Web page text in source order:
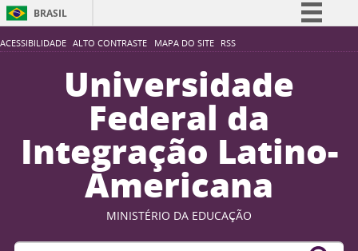
ACESSIBILIDADE ALTO CONTRASTE MAPA DO SITE RSS
BRASIL
Simplifique!
Participe
Acesso à informação
Legislação
Canais
Universidade
Federal da
Integração Latino-
Americana
MINISTÉRIO DA EDUCAÇÃO
Buscar no portal